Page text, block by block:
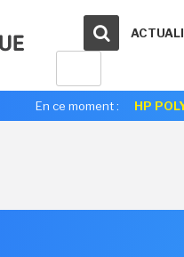
En ce moment : HP